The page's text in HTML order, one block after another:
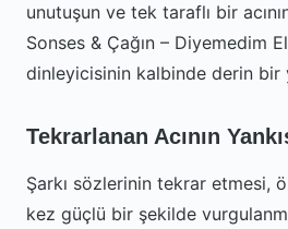
unutuşun ve tek taraflı bir
Sonses & Çağın – Diyemedim
dinleyicisinin kalbinde derin bir
Tekrarlanan Acının
Şarkı sözlerinin tekrar etmesi,
kez güçlü bir şekilde